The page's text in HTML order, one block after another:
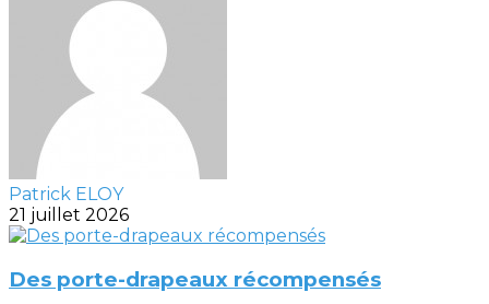
Patrick ELOY
21 juillet 2026
Des porte-drapeaux récompensés